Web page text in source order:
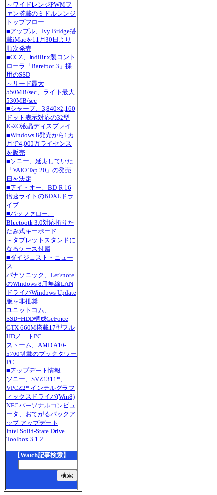
～ワイドレンジPWMフ
ァン搭載のミドルレンジ
トップフロー
■アップル、Ivy Bridge搭
載iMacを11月30日より
順次発売
■OCZ、Indilinx製コント
ローラ「Barefoot 3」採
用のSSD
～リード最大
550MB/sec、ライト最大
530MB/sec
■シャープ、3,840×2,160
ドット表示対応の32型
IGZO液晶ディスプレイ
■Windows 8発売から1カ
月で4,000万ライセンス
を販売
■ソニー、延期していた
「VAIO Tap 20」の発売
日を決定
■アイ・オー、BD-R 16
倍速ライトのBDXLドラ
イブ
■バッファロー、
Bluetooth 3.0対応折りた
たみ式キーボード
～タブレットスタンドに
なるケース付属
■ダイジェスト・ニュー
ス
パナソニック、Let'snote
のWindows 8用無線LAN
ドライバWindows Update
版を非推奨
ユニットコム、
SSD+HDD構成GeForce
GTX 660M搭載17型フル
HDノートPC
ストーム、AMD A10-
5700搭載のブックタワー
PC
■アップデート情報
ソニー、SVZ1311*、
VPCZ2* インテルグラフ
ィックスドライバ(Win8)
NECパーソナルコンピュ
ータ、おてがるバックア
ップ アップデート
Intel Solid-State Drive
Toolbox 3.1.2
【Watch記事検索】